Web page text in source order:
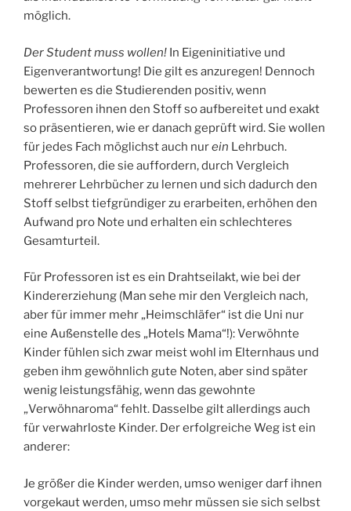
möglich.
Der Student muss wollen! In Eigeninitiative und
Eigenverantwortung! Die gilt es anzuregen! Dennoch
bewerten es die Studierenden positiv, wenn
Professoren ihnen den Stoff so aufbereitet und exakt
so präsentieren, wie er danach geprüft wird. Sie wollen
für jedes Fach möglichst auch nurein Lehrbuch.
Professoren, die sie auffordern, durch Vergleich
mehrerer Lehrbücher zu lernen und sich dadurch den
Stoff selbst tiefgründiger zu erarbeiten, erhöhen den
Aufwand pro Note und erhalten ein schlechteres
Gesamturteil.
Für Professoren ist es ein Drahtseilakt, wie bei der
Kindererziehung (Man sehe mir den Vergleich nach,
aber für immer mehr „Heimschläfer“ ist die Uni nur
eine Außenstelle des „Hotels Mama“!): Verwöhnte
Kinder fühlen sich zwar meist wohl im Elternhaus und
geben ihm gewöhnlich gute Noten, aber sind später
wenig leistungsfähig, wenn das gewohnte
„Verwöhnaroma“ fehlt. Dasselbe gilt allerdings auch
für verwahrloste Kinder. Der erfolgreiche Weg ist ein
anderer:
Je größer die Kinder werden, umso weniger darf ihnen
vorgekaut werden, umso mehr müssen sie sich selbst